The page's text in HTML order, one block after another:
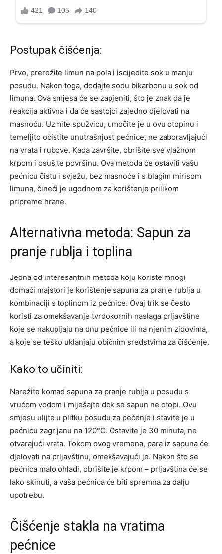
Postupak čišćenja:
Prvo, prerežite limun na pola i iscijedite sok u manju
posudu. Nakon toga, dodajte sodu bikarbonu u sok od
limuna. Ova smjesa će se zapjeniti, što je znak da je
reakcija aktivna i da će sastojci zajedno djelovati na
masnoću. Uzmite spužvicu, umočite je u ovu otopinu i
temeljito očistite unutrašnjost pećnice, ne zaboravljajući
na vrata i rubove. Kada završite, obrišite sve vlažnom
krpom i osušite površinu. Ova metoda će ostaviti vašu
pećnicu čistu i svježu, bez masnoće i s blagim mirisom
limuna, čineći je ugodnom za korištenje prilikom
pripreme hrane.
Alternativna metoda: Sapun za
pranje rublja i toplina
Jedna od interesantnih metoda koju koriste mnogi
domaći majstori je korištenje sapuna za pranje rublja u
kombinaciji s toplinom iz pećnice. Ovaj trik se često
koristi za omekšavanje tvrdokornih naslaga prljavštine
koje se nakupljaju na dnu pećnice ili na njenim zidovima,
a koje se teško uklanjaju običnim sredstvima za čišćenje.
Kako to učiniti:
Narežite komad sapuna za pranje rublja u posudu s
vrućom vodom i miješajte dok se sapun ne otopi. Ovu
smjesu ulijte u plitku posudu za pečenje i stavite je u
pećnicu zagrijanu na 120°C. Ostavite je 30 minuta, ne
otvarajući vrata. Tokom ovog vremena, para iz sapuna će
djelovati na prljavštinu, omekšavajući je. Nakon što se
pećnica malo ohladi, obrišite je krpom – prljavština će se
lako skinuti, a vaša pećnica će biti spremna za dalju
upotrebu.
Čišćenje stakla na vratima
pećnice